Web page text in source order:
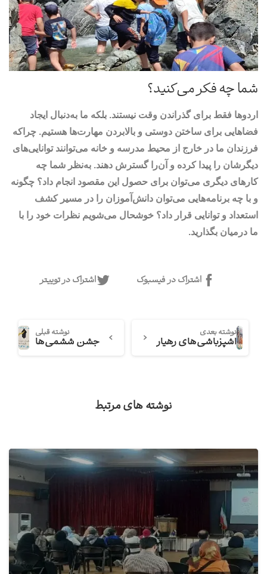
شما چه فکر می‌کنید؟
اردوها فقط برای گذراندن وقت نیستند. بلکه ما به‌دنبال ایجاد
فضاهایی برای ساختن دوستی و بالابردن مهارت‌ها هستیم. چراکه
فرزندان ما در خارج از محیط مدرسه و خانه می‌توانند توانایی‌های
دیگرشان را پیدا کرده و آن‌را گسترش دهند. به‌نظر شما چه
کارهای دیگری می‌توان برای حصول این مقصود انجام داد؟ چگونه
و با چه برنامه‌هایی می‌توان دانش‌آموزان را در مسیر کشف
استعداد و توانایی قرار داد؟ خوشحال می‌شویم نظرات خود را با
ما درمیان بگذارید.
اشتراک در فیسبوک اشتراک در توییتر
نوشته قبلی
جشن ششمی‌ها
نوشته بعدی
آشپزباشی‌های رهیار
نوشته های مرتبط
0